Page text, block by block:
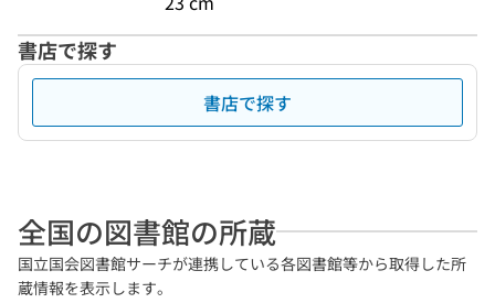
書店で探す
書店で探す
全国の図書館の所蔵
国立国会図書館サーチが連携している各図書館等から取得した所
蔵情報を表示します。